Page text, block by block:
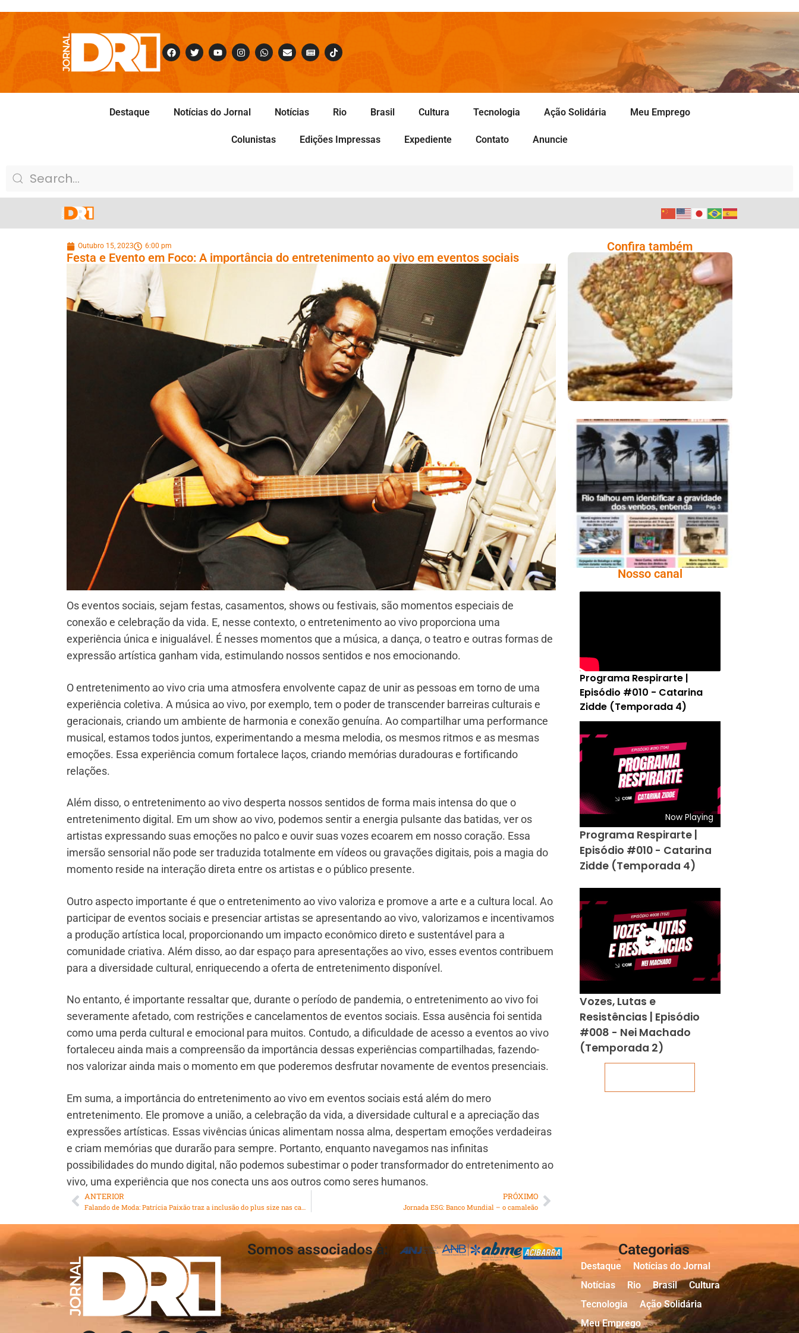
Destaque Notícias do Jornal Notícias Rio Brasil Cultura Tecnologia Ação Solidária Meu Emprego
Colunistas Edições Impressas Expediente Contato Anuncie
Outubro 15, 2023 6:00 pm
Festa e Evento em Foco: A importância do entretenimento ao vivo em eventos sociais
Os eventos sociais, sejam festas, casamentos, shows ou festivais, são momentos especiais de
conexão e celebração da vida. E, nesse contexto, o entretenimento ao vivo proporciona uma
experiência única e inigualável. É nesses momentos que a música, a dança, o teatro e outras formas de
expressão artística ganham vida, estimulando nossos sentidos e nos emocionando.
O entretenimento ao vivo cria uma atmosfera envolvente capaz de unir as pessoas em torno de uma
experiência coletiva. A música ao vivo, por exemplo, tem o poder de transcender barreiras culturais e
geracionais, criando um ambiente de harmonia e conexão genuína. Ao compartilhar uma performance
musical, estamos todos juntos, experimentando a mesma melodia, os mesmos ritmos e as mesmas
emoções. Essa experiência comum fortalece laços, criando memórias duradouras e fortificando
relações.
Além disso, o entretenimento ao vivo desperta nossos sentidos de forma mais intensa do que o
entretenimento digital. Em um show ao vivo, podemos sentir a energia pulsante das batidas, ver os
artistas expressando suas emoções no palco e ouvir suas vozes ecoarem em nosso coração. Essa
imersão sensorial não pode ser traduzida totalmente em vídeos ou gravações digitais, pois a magia do
momento reside na interação direta entre os artistas e o público presente.
Outro aspecto importante é que o entretenimento ao vivo valoriza e promove a arte e a cultura local. Ao
participar de eventos sociais e presenciar artistas se apresentando ao vivo, valorizamos e incentivamos
a produção artística local, proporcionando um impacto econômico direto e sustentável para a
comunidade criativa. Além disso, ao dar espaço para apresentações ao vivo, esses eventos contribuem
para a diversidade cultural, enriquecendo a oferta de entretenimento disponível.
No entanto, é importante ressaltar que, durante o período de pandemia, o entretenimento ao vivo foi
severamente afetado, com restrições e cancelamentos de eventos sociais. Essa ausência foi sentida
como uma perda cultural e emocional para muitos. Contudo, a dificuldade de acesso a eventos ao vivo
fortaleceu ainda mais a compreensão da importância dessas experiências compartilhadas, fazendo-
nos valorizar ainda mais o momento em que poderemos desfrutar novamente de eventos presenciais.
Em suma, a importância do entretenimento ao vivo em eventos sociais está além do mero
entretenimento. Ele promove a união, a celebração da vida, a diversidade cultural e a apreciação das
expressões artísticas. Essas vivências únicas alimentam nossa alma, despertam emoções verdadeiras
e criam memórias que durarão para sempre. Portanto, enquanto navegamos nas infinitas
possibilidades do mundo digital, não podemos subestimar o poder transformador do entretenimento ao
vivo, uma experiência que nos conecta uns aos outros como seres humanos.
ANTERIOR
Falando de Moda: Patrícia Paixão traz a inclusão do plus size nas camisas Reginaldo Ferreira
PRÓXIMO
Jornada ESG: Banco Mundial – o camaleão
Confira também
Comer Bem: Cracker
De Sementes
Ano X – Número 366
01 A 07 De Agosto De
2026
Nosso canal
Programa Respirarte |
Episódio #010 - Catarina
Zidde (Temporada 4)
Now Playing
Programa Respirarte |
Episódio #010 - Catarina
Zidde (Temporada 4)
Vozes, Lutas e
Resistências | Episódio
#008 - Nei Machado
(Temporada 2)
Somos associados à: Categorias
Destaque
Notícias do Jornal
Notícias
Rio Brasil
Cultura
Tecnologia
Ação Solidária
Meu Emprego